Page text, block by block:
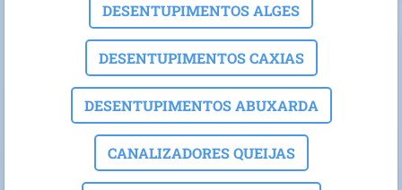
DESENTUPIMENTOS ALGES
DESENTUPIMENTOS CAXIAS
DESENTUPIMENTOS ABUXARDA
CANALIZADORES QUEIJAS